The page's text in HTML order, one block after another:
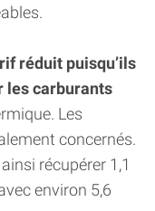
réduit puisqu’ils
les carburants
Les
concernés.
récupérer 1,1
environ 5,6